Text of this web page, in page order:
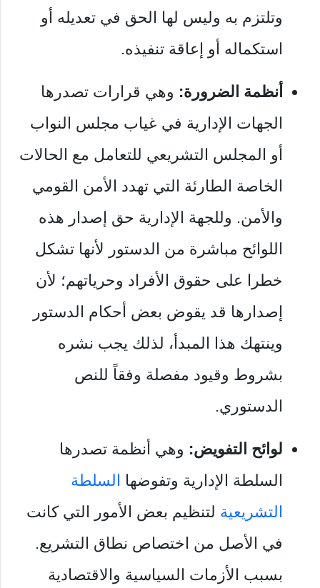
وتلتزم به وليس لها الحق في تعديله أو
استكماله أو إعاقة تنفيذه.
أنظمة الضرورة: وهي قرارات تصدرها
الجهات الإدارية في غياب مجلس النواب
أو المجلس التشريعي للتعامل مع الحالات
الخاصة الطارئة التي تهدد الأمن القومي
والأمن. وللجهة الإدارية حق إصدار هذه
اللوائح مباشرة من الدستور لأنها تشكل
خطرا على حقوق الأفراد وحرياتهم؛ لأن
إصدارها قد يقوض بعض أحكام الدستور
وينتهك هذا المبدأ، لذلك يجب نشره
بشروط وقيود مفصلة وفقاً للنص
الدستوري.
لوائح التفويض: وهي أنظمة تصدرها
السلطة الإدارية وتفوضها السلطة
التشريعية لتنظيم بعض الأمور التي كانت
في الأصل من اختصاص نطاق التشريع.
بسبب الأزمات السياسية والاقتصادية